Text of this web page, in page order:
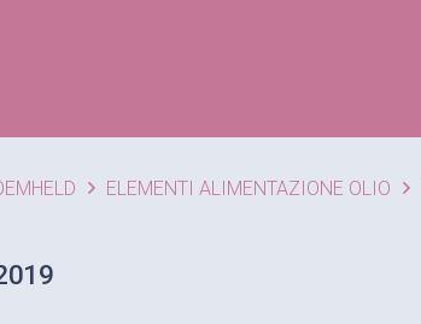
ELEMENTI ALIMENTAZIONE OLIO